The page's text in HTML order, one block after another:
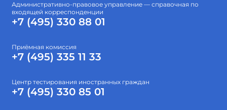
Административно-правовое управление — справочная по
входящей корреспонденции
+7 (495) 330 88 01
Приёмная комиссия
+7 (495) 335 11 33
Центр тестирования иностранных граждан
+7 (495) 330 85 01